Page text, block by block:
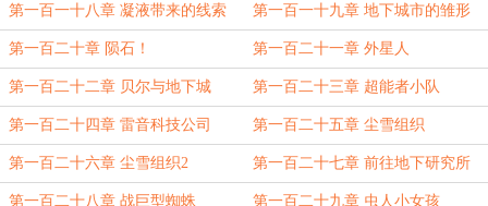
第一百一十八章 凝液带来的线索 第一百一十九章 地下城市的雏形
第一百二十章 陨石！ 第一百二十一章 外星人
第一百二十二章 贝尔与地下城 第一百二十三章 超能者小队
第一百二十四章 雷音科技公司 第一百二十五章 尘雪组织
第一百二十六章 尘雪组织2 第一百二十七章 前往地下研究所
第一百二十八章 战巨型蜘蛛 第一百二十九章 虫人小女孩